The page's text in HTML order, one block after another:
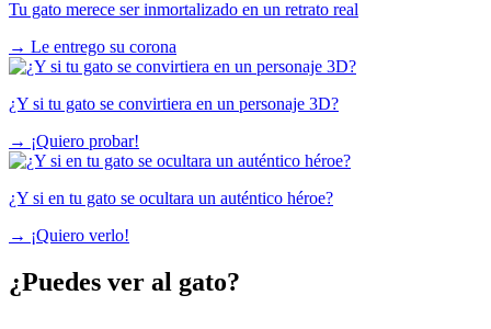
Tu gato merece ser inmortalizado en un retrato real
→ Le entrego su corona
¿Y si tu gato se convirtiera en un personaje 3D?
→ ¡Quiero probar!
¿Y si en tu gato se ocultara un auténtico héroe?
→ ¡Quiero verlo!
¿Puedes ver al gato?